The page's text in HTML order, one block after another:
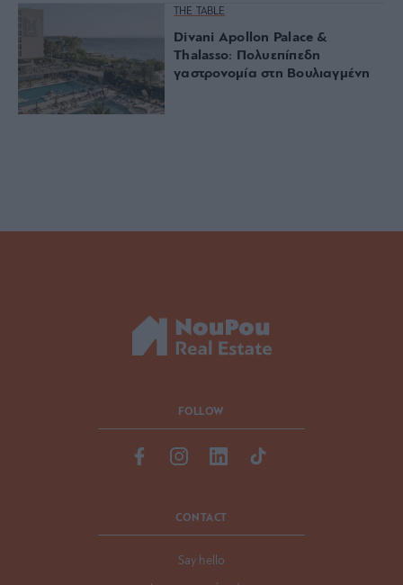
THE TABLE
Divani Apollon Palace &
Thalasso: Πολυεπίπεδη
γαστρονομία στη Βουλιαγμένη
FOLLOW
CONTACT
Say hello